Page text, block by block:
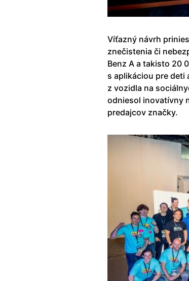
Víťazný návrh
znečistenia či
Benz A a takisto 20
s aplikáciou pre deti
z vozidla na
odniesol inovatívny
predajcov značky.